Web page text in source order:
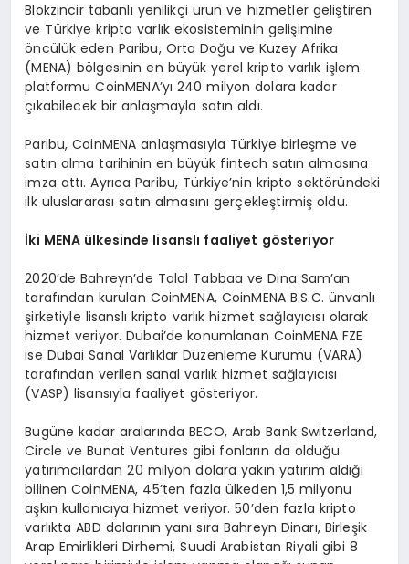
Blokzincir tabanlı yenilikçi ürün ve hizmetler geliştiren
ve Türkiye kripto varlık ekosisteminin gelişimine
öncülük eden Paribu, Orta Doğu ve Kuzey Afrika
(MENA) bölgesinin en büyük yerel kripto varlık işlem
platformu CoinMENA’yı 240 milyon dolara kadar
çıkabilecek bir anlaşmayla satın aldı.
Paribu, CoinMENA anlaşmasıyla Türkiye birleşme ve
satın alma tarihinin en büyük fintech satın almasına
imza attı. Ayrıca Paribu, Türkiye’nin kripto sektöründeki
ilk uluslararası satın almasını gerçekleştirmiş oldu.
İki MENA ülkesinde lisanslı faaliyet gösteriyor
2020’de Bahreyn’de Talal Tabbaa ve Dina Sam’an
tarafından kurulan CoinMENA, CoinMENA B.S.C. ünvanlı
şirketiyle lisanslı kripto varlık hizmet sağlayıcısı olarak
hizmet veriyor. Dubai’de konumlanan CoinMENA FZE
ise Dubai Sanal Varlıklar Düzenleme Kurumu (VARA)
tarafından verilen sanal varlık hizmet sağlayıcısı
(VASP) lisansıyla faaliyet gösteriyor.
Bugüne kadar aralarında BECO, Arab Bank Switzerland,
Circle ve Bunat Ventures gibi fonların da olduğu
yatırımcılardan 20 milyon dolara yakın yatırım aldığı
bilinen CoinMENA, 45’ten fazla ülkeden 1,5 milyonu
aşkın kullanıcıya hizmet veriyor. 50’den fazla kripto
varlıkta ABD dolarının yanı sıra Bahreyn Dinarı, Birleşik
Arap Emirlikleri Dirhemi, Suudi Arabistan Riyali gibi 8